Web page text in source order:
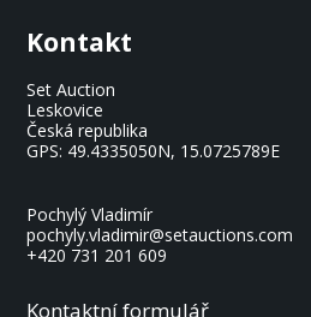
Kontakt
Set Auction
Leskovice
Česká republika
GPS: 49.4335050N, 15.0725789E
Pochylý Vladimír
pochyly.vladimir@setauctions.com
+420 731 201 609
Kontaktní formulář